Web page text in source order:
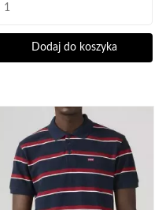
Dodaj do koszyka